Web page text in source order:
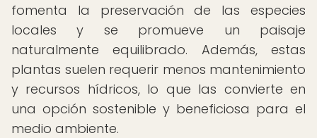
fomenta la preservación de las especies
locales y se promueve un paisaje
naturalmente equilibrado. Además, estas
plantas suelen requerir menos mantenimiento
y recursos hídricos, lo que las convierte en
una opción sostenible y beneficiosa para el
medio ambiente.